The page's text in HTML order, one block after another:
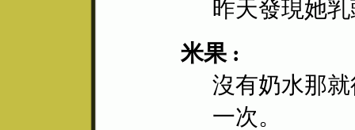
昨天發現她
米果 :
沒有奶水那
一次。